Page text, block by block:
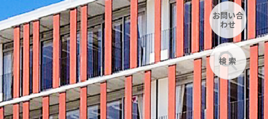
お問い合
わせ
検 索